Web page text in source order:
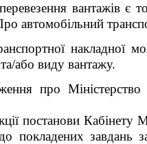
вантажів є
автомобільний
або виду вантажу.
про Міністерство
постанови Кабінету
покладених завдань